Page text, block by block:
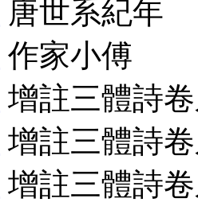
唐世系紀年
作家小傅
增註三體詩
增註三體詩
增註三體詩